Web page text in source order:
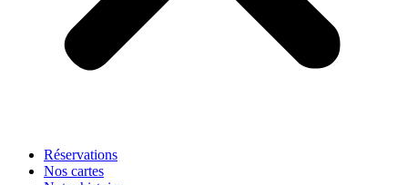
Réservations
Nos cartes